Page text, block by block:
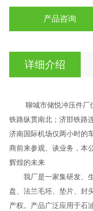
产品咨询
详细介绍
聊城市储悦冲压件厂位
铁路纵贯南北；济邯铁路
济南国际机场仅两小时的
商前来参观、谈业务，本
辉煌的未来
我厂是一家集研发、生
盘、法兰毛坯、垫片、封
产权。产品广泛应用于石